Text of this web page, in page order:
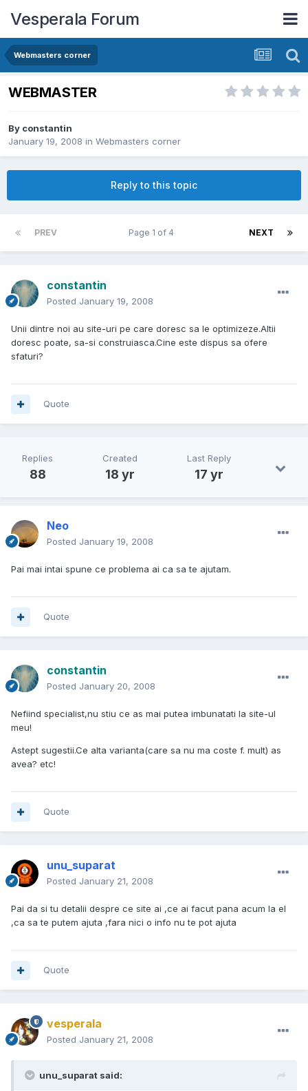
Vesperala Forum
Webmasters corner
WEBMASTER
By constantin
January 19, 2008 in Webmasters corner
Reply to this topic
PREV NEXT
Page 1 of 4
constantin
Posted January 19, 2008
Unii dintre noi au site-uri pe care doresc sa le optimizeze.Altii
doresc poate, sa-si construiasca.Cine este dispus sa ofere
sfaturi?
Quote
Replies
88
Created
18 yr
Last Reply
17 yr
Neo
Posted January 19, 2008
Pai mai intai spune ce problema ai ca sa te ajutam.
Quote
constantin
Posted January 20, 2008
Nefiind specialist,nu stiu ce as mai putea imbunatati la site-ul
meu!
Astept sugestii.Ce alta varianta(care sa nu ma coste f. mult) as
avea? etc!
Quote
unu_suparat
Posted January 21, 2008
Pai da si tu detalii despre ce site ai ,ce ai facut pana acum la el
,ca sa te putem ajuta ,fara nici o info nu te pot ajuta
Quote
vesperala
Posted January 21, 2008
unu_suparat said: